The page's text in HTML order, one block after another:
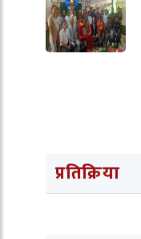
प्रतिक्रिया